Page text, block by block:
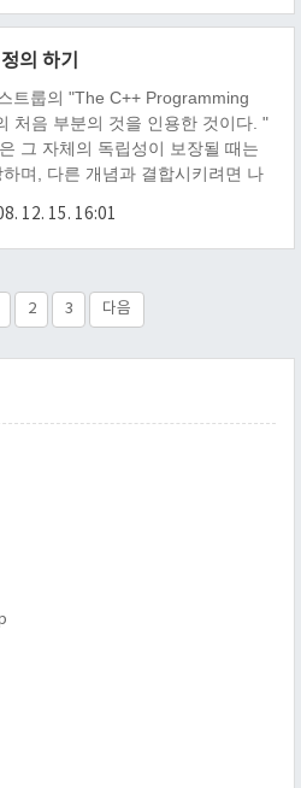
인자가 함수의 템플릿 매개변수를
인자로 모두 사용 하지 않는 다
만 한다. 이 함수 템플릿과 클래스
론에 있다. 함수 템플릿은 인자로
의 하기
트룹의 "The C++ Programming
처음 부분의 것을 인용한 것이다. "
그 자체의 독립성이 보장될 때는
며, 다른 개념과 결합시키려면 나
치와 불필요한 의존구조만이 난무
가 될 뿐이다. " 또한 다음과 같이
프트웨어 구성에 필요한 구성요소
분의 융통성을 잃게 된다는 것을
12. 15. 16:01
2 3 다음